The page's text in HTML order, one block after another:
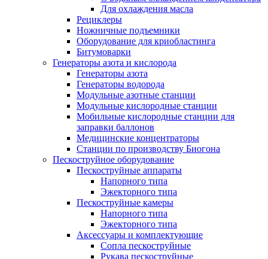
Для охлаждения масла
Рециклеры
Ножничные подъемники
Оборудование для криобластинга
Битумоварки
Генераторы азота и кислорода
Генераторы азота
Генераторы водорода
Модульные азотные станции
Модульные кислородные станции
Мобильные кислородные станции для
заправки баллонов
Медицинские концентраторы
Станции по производству Биогона
Пескоструйное оборудование
Пескоструйные аппараты
Напорного типа
Эжекторного типа
Пескоструйные камеры
Напорного типа
Эжекторного типа
Аксессуары и комплектующие
Сопла пескоструйные
Рукава пескоструйные